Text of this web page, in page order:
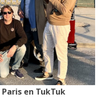
en TukTuk